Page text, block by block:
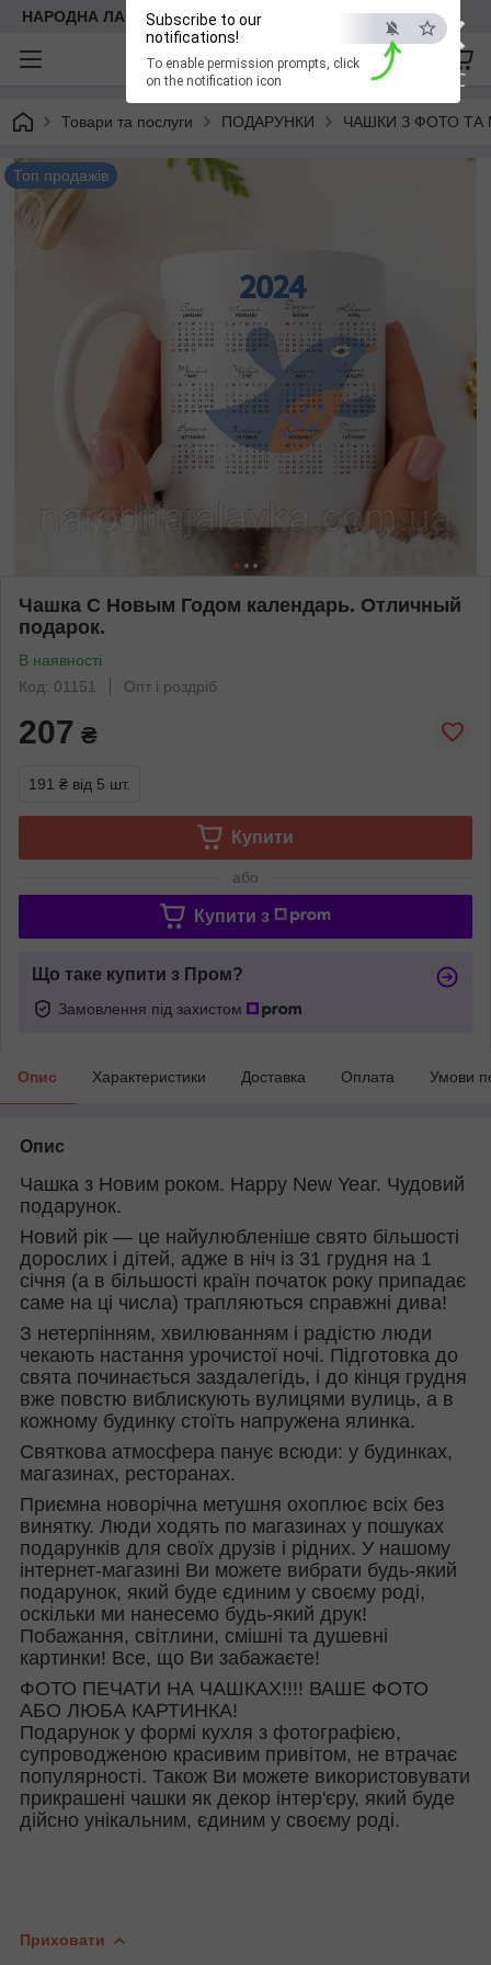
×
ESC
Subscribe to our
notifications!
To enable permission prompts, click
on the notification icon
НАРОДНА ЛАВКА
Товари та послуги ПОДАРУНКИ ЧАШКИ З ФОТО
Топ продажів
Чашка С Новым Годом календарь. Отличный
подарок.
В наявності
Код: 01151
Опт і роздріб
207 ₴
191 ₴ від 5 шт.
Купити
або
Купити з
Що таке купити з Пром?
Замовлення під захистом
Опис Характеристики Доставка Оплата Умови
Опис
Чашка з Новим роком. Happy New Year. Чудовий
подарунок.
Новий рік — це найулюбленіше свято більшості
дорослих і дітей, адже в ніч із 31 грудня на 1
січня (а в більшості країн початок року припадає
саме на ці числа) трапляються справжні дива!
З нетерпінням, хвилюванням і радістю люди
чекають настання урочистої ночі. Підготовка до
свята починається заздалегідь, і до кінця грудня
вже повстю виблискують вулицями вулиць, а в
кожному будинку стоїть напружена ялинка.
Святкова атмосфера панує всюди: у будинках,
магазинах, ресторанах.
Приємна новорічна метушня охоплює всіх без
винятку. Люди ходять по магазинах у пошуках
подарунків для своїх друзів і рідних. У нашому
інтернет-магазині Ви можете вибрати будь-який
подарунок, який буде єдиним у своєму роді,
оскільки ми нанесемо будь-який друк!
Побажання, світлини, смішні та душевні
картинки! Все, що Ви забажаєте!
ФОТО ПЕЧАТИ НА ЧАШКАХ!!!! ВАШЕ ФОТО
АБО ЛЮБА КАРТИНКА!
Подарунок у формі кухля з фотографією,
супроводженою красивим привітом, не втрачає
популярності. Також Ви можете використовувати
прикрашені чашки як декор інтер'єру, який буде
дійсно унікальним, єдиним у своєму роді.
Приховати